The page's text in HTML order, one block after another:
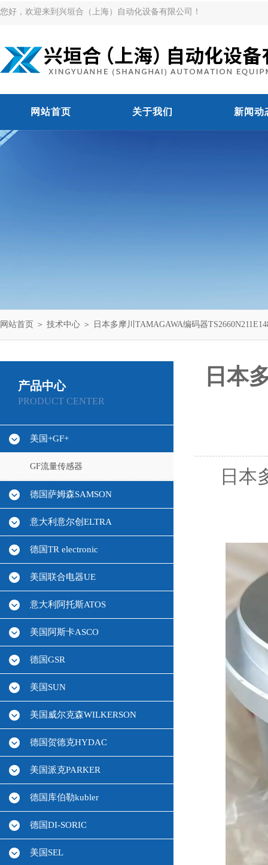
您好，欢迎来到兴垣合（上海）自动化设备有限公司！
网站首页 关于我们 新闻动
网站首页 ＞ 技术中心 ＞ 日本多摩川TAMAGAWA编码器
产品中心
PRODUCT CENTER
美国+GF+
GF流量传感器
德国萨姆森SAMSON
意大利意尔创ELTRA
德国TR electronic
美国联合电器UE
意大利阿托斯ATOS
美国阿斯卡ASCO
德国GSR
美国SUN
美国威尔克森WILKERSON
德国贺德克HYDAC
美国派克PARKER
德国库伯勒kubler
德国DI-SORIC
美国SEL
日本
日本